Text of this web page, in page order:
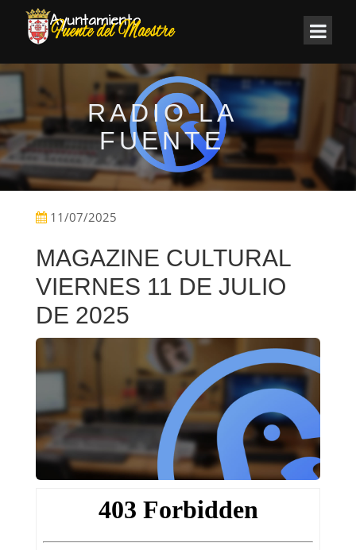
RADIO LA
FUENTE
11/07/2025
MAGAZINE CULTURAL
VIERNES 11 DE JULIO
DE 2025